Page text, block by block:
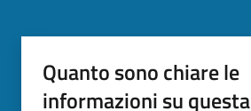
Quanto sono chiare le
informazioni su questa